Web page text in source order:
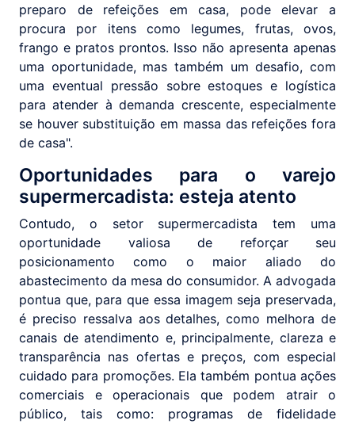
preparo de refeições em casa, pode elevar a
procura por itens como legumes, frutas, ovos,
frango e pratos prontos. Isso não apresenta apenas
uma oportunidade, mas também um desafio, com
uma eventual pressão sobre estoques e logística
para atender à demanda crescente, especialmente
se houver substituição em massa das refeições fora
de casa".
Oportunidades para o varejo
supermercadista: esteja atento
Contudo, o setor supermercadista tem uma
oportunidade valiosa de reforçar seu
posicionamento como o maior aliado do
abastecimento da mesa do consumidor. A advogada
pontua que, para que essa imagem seja preservada,
é preciso ressalva aos detalhes, como melhora de
canais de atendimento e, principalmente, clareza e
transparência nas ofertas e preços, com especial
cuidado para promoções. Ela também pontua ações
comerciais e operacionais que podem atrair o
público, tais como: programas de fidelidade